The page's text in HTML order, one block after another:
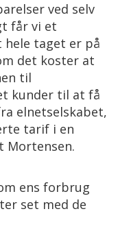
ved selv
får vi et
hele taget er på
det koster at
til
kunder til at få
elnetselskabet,
tarif i en
Mortensen.
ens forbrug
set med de